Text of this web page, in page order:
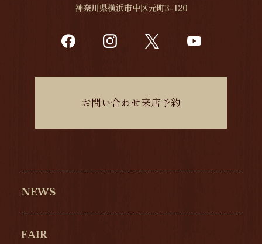
NEWS
FAIR
神奈川県横浜市中区元町3-120
お問い合わせ来店予約